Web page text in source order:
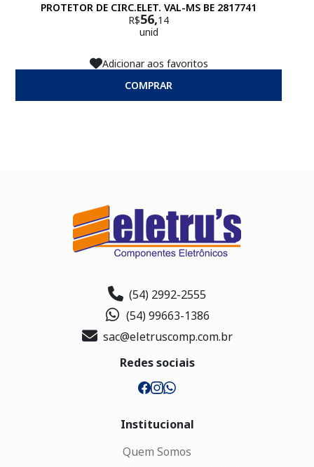
PROTETOR DE CIRC.ELET. VAL-MS BE 2817741
R$56,14
unid
Adicionar aos favoritos
COMPRAR
(54) 2992-2555
(54) 99663-1386
sac@eletruscomp.com.br
Redes sociais
Institucional
Quem Somos